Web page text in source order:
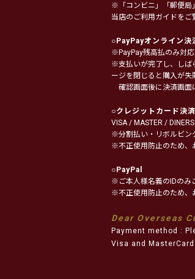
※「コンビニ」「郵便局
当店のご利用ガイドを
○PayPayオンライン決
※PayPay残高払のみ対応
※支払いが完了し、しば
ージを閉じると購入が失
確認画面後に決済画面
○クレジットカード決済
VISA / MASTER /
※分割払い・リボルビン
※不正使用防止のため、
○PayPal
※ご本人様名義のIDのみ
※不正使用防止のため、
Dear Overseas
Payment method :
Visa and MasterCard